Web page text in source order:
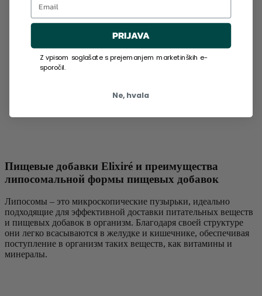
Пищевые добавки Elixiré и преимущества
липосомальной формы пищевых добавок
Липосомы – это микроскопические пузырьки, идеально
подходящие для эффективной доставки питательных веществ
и пищевых добавок в организм. Благодаря своей структуре
они легко всасываются в желудке и кишечнике, обеспечивая
поступление в организм таких веществ, как витамины и
минералы.
PRIJAVA
Z vpisom soglašate s prejemanjem marketinških e-
sporočil.
Ne, hvala